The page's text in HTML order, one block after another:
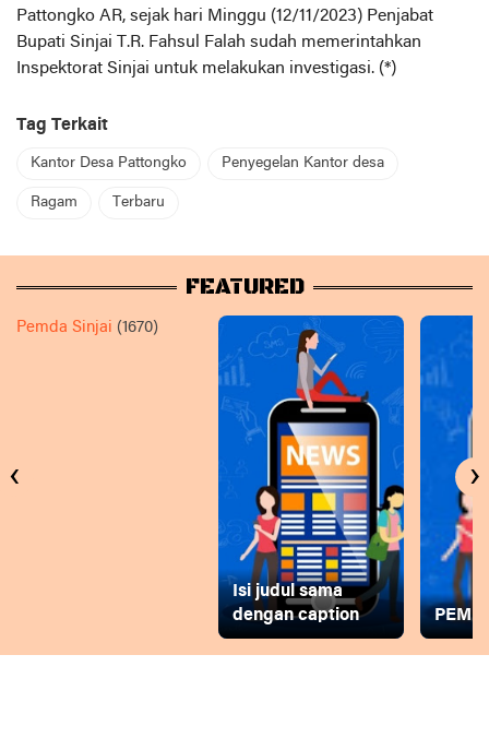
Pattongko AR, sejak hari Minggu (12/11/2023) Penjabat
Bupati Sinjai T.R. Fahsul Falah sudah memerintahkan
Inspektorat Sinjai untuk melakukan investigasi. (*)
Tag Terkait
Kantor Desa Pattongko Penyegelan Kantor desa
Ragam Terbaru
FEATURED
Pemda Sinjai (1670)
Isi judul sama
dengan caption
‹ ›